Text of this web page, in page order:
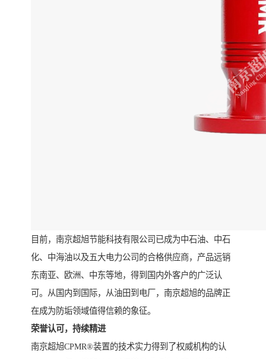
目前，南京超旭节能科技有限公司已成为中石油、中石
化、中海油以及五大电力公司的合格供应商，产品远销
东南亚、欧洲、中东等地，得到国内外客户的广泛认
可。从国内到国际，从油田到电厂，南京超旭的品牌正
在成为防垢领域值得信赖的象征。
荣誉认可，持续精进
南京超旭CPMR®装置的技术实力得到了权威机构的认